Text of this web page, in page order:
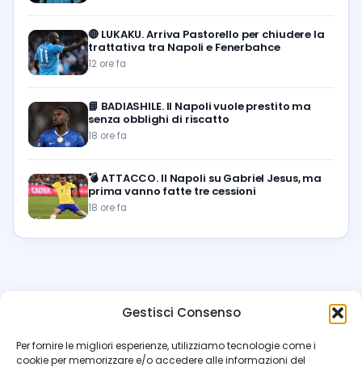
Gestisci Consenso
Per fornire le migliori esperienze, utilizziamo tecnologie come i
cookie per memorizzare e/o accedere alle informazioni del
🔴 LUKAKU. Arriva Pastorello per chiudere la
trattativa tra Napoli e Fenerbahce
12 ore fa
📘 BADIASHILE. Il Napoli vuole prestito ma
senza obblighi di riscatto
18 ore fa
💣ATTACCO. Il Napoli su Gabriel Jesus, ma
prima vanno fatte tre cessioni
18 ore fa
azzurrissimo.it